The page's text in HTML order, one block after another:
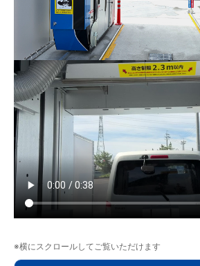
※横にスクロールしてご覧いただけます